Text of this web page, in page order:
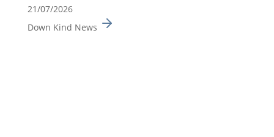
21/07/2026
Down Kind News